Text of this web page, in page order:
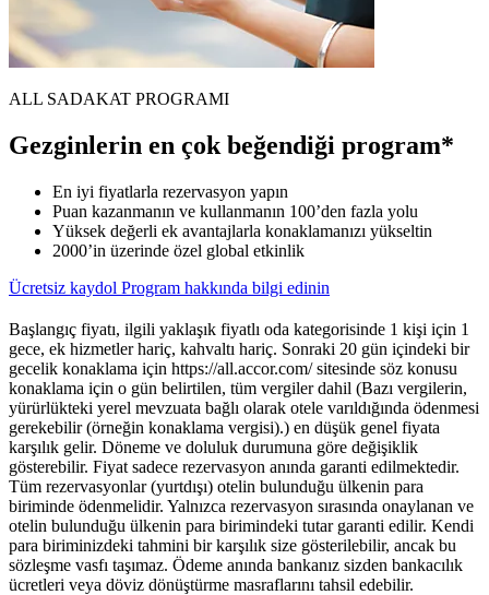
ALL SADAKAT PROGRAMI
Gezginlerin en çok beğendiği program*
En iyi fiyatlarla rezervasyon yapın
Puan kazanmanın ve kullanmanın 100’den fazla yolu
Yüksek değerli ek avantajlarla konaklamanızı yükseltin
2000’in üzerinde özel global etkinlik
Ücretsiz kaydol Program hakkında bilgi edinin
Başlangıç fiyatı, ilgili yaklaşık fiyatlı oda kategorisinde 1 kişi için 1
gece, ek hizmetler hariç, kahvaltı hariç. Sonraki 20 gün içindeki bir
gecelik konaklama için https://all.accor.com/ sitesinde söz konusu
konaklama için o gün belirtilen, tüm vergiler dahil (Bazı vergilerin,
yürürlükteki yerel mevzuata bağlı olarak otele varıldığında ödenmesi
gerekebilir (örneğin konaklama vergisi).) en düşük genel fiyata
karşılık gelir. Döneme ve doluluk durumuna göre değişiklik
gösterebilir. Fiyat sadece rezervasyon anında garanti edilmektedir.
Tüm rezervasyonlar (yurtdışı) otelin bulunduğu ülkenin para
biriminde ödenmelidir. Yalnızca rezervasyon sırasında onaylanan ve
otelin bulunduğu ülkenin para birimindeki tutar garanti edilir. Kendi
para biriminizdeki tahmini bir karşılık size gösterilebilir, ancak bu
sözleşme vasfı taşımaz. Ödeme anında bankanız sizden bankacılık
ücretleri veya döviz dönüştürme masraflarını tahsil edebilir.